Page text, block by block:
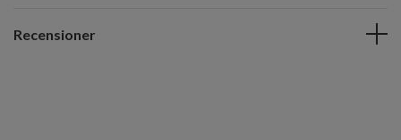
Recensioner